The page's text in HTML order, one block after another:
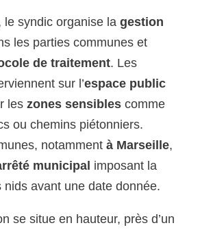
le syndic organise lagestion
les parties communes et
de traitement. Les
sur l’espace public
leszones sensibles comme
ou chemins piétonniers.
notammentà Marseille,
municipal imposant la
nids avant une date donnée.
se situe en hauteur, près d’un